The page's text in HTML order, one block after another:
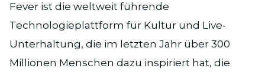
Fever ist die weltweit führende
Technologieplattform für Kultur und Live-
Unterhaltung, die im letzten Jahr über 300
Millionen Menschen dazu inspiriert hat, die